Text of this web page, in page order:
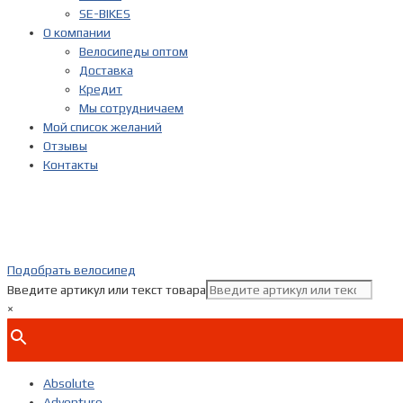
SE-BIKES
О компании
Велосипеды оптом
Доставка
Кредит
Мы сотрудничаем
Мой список желаний
Отзывы
Контакты
Подобрать велосипед
Введите артикул или текст товара
×
Absolute